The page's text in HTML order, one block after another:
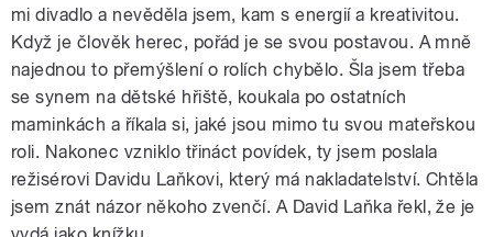
mi divadlo a nevěděla jsem, kam s energií a kreativitou.
Když je člověk herec, pořád je se svou postavou. A mně
najednou to přemýšlení o rolích chybělo. Šla jsem třeba
se synem na dětské hřiště, koukala po ostatních
maminkách a říkala si, jaké jsou mimo tu svou mateřskou
roli. Nakonec vzniklo třináct povídek, ty jsem poslala
režisérovi Davidu Laňkovi, který má nakladatelství. Chtěla
jsem znát názor někoho zvenčí. A David Laňka řekl, že je